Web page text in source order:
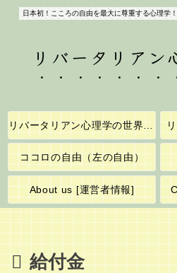
日本初！こころの自由を最大に尊重する心理学
リバータリアン
リバータリアン心理学の世界へようこそ！
ココロの自由（左の自由）
About us [運営者情報]
給付金